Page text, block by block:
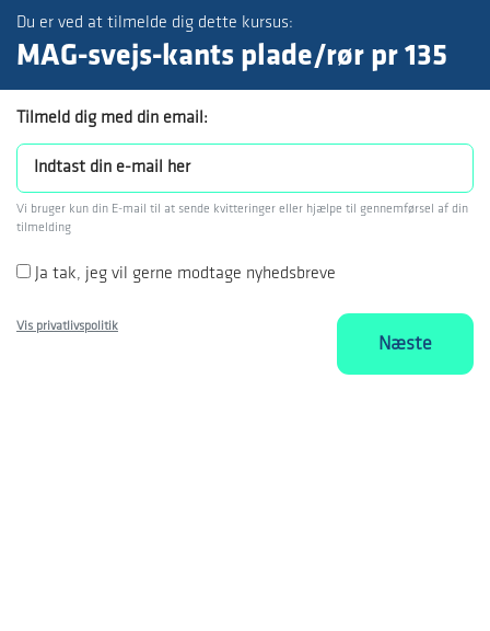
Du er ved at tilmelde dig dette kursus:
MAG-svejs-kants plade/rør pr 135
Tilmeld dig med din email:
Vi bruger kun din E-mail til at sende kvitteringer eller hjælpe til gennemførsel af din
tilmelding
Ja tak, jeg vil gerne modtage nyhedsbreve
Vis privatlivspolitik